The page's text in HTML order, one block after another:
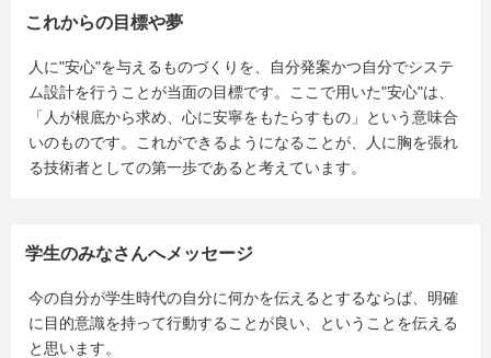
これからの目標や夢
人に"安心"を与えるものづくりを、自分発案かつ自分でシステ
ム設計を行うことが当面の目標です。ここで用いた"安心"は、
「人が根底から求め、心に安寧をもたらすもの」という意味合
いのものです。これができるようになることが、人に胸を張れ
る技術者としての第一歩であると考えています。
学生のみなさんへメッセージ
今の自分が学生時代の自分に何かを伝えるとするならば、明確
に目的意識を持って行動することが良い、ということを伝える
と思います。